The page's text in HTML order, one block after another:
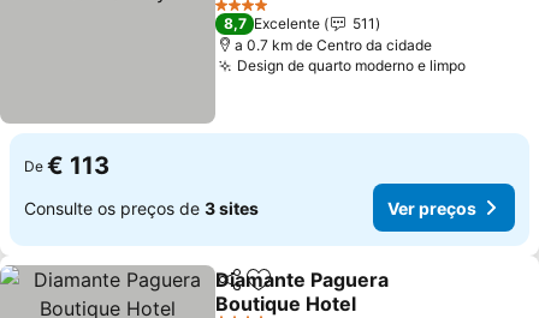
4 Estrelas
8,7 Excelente
511
a 0.7 km de Centro da cidade
Design de quarto moderno e limpo
De € 113
Consulte os preços de 3 sites Ver preços
PartilharAdicionar aos favoritos
Diamante Paguera
Boutique Hotel